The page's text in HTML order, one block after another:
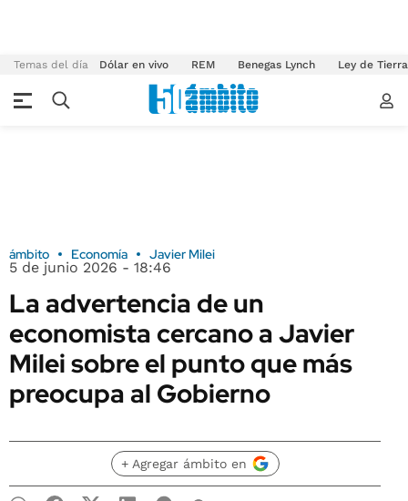
Temas del día Dólar en vivo REM Benegas Lynch Ley de
ámbito Economía Javier Milei
5 de junio 2026 - 18:46
La advertencia de un
economista cercano a Javier
Milei sobre el punto que más
preocupa al Gobierno
+ Agregar ámbito en